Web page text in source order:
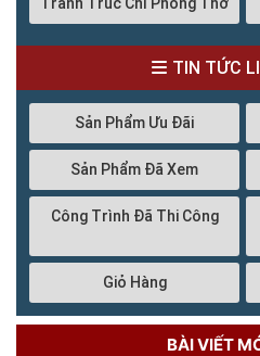
TIN TỨC
Sản Phẩm Ưu Đãi
Sản Phẩm Đã Xem
Công Trình Đã Thi Công
Giỏ Hàng
BÀI VIẾT